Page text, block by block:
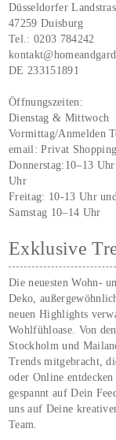
Düsseldorfer
47259 Duisburg
Tel.:0203 784242
DE 233151891
Öffnungszeiten:
Dienstag & Mittwoch
Vormittag/Anmelden
email:Privat Shopping
Donnerstag:10–13
Uhr
Freitag: 10-13 Uhr
Samstag 10–14 Uhr
Exklusive
Die neuesten Wohn-
Deko,
neuen Highlights
Wohlfühloase. Von
Stockholm und
Trends mitgebracht,
oder Online entdecken
gespannt auf Dein
uns auf Deine
Team.